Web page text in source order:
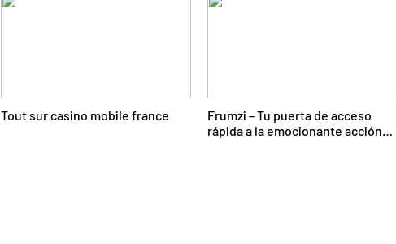
Tout sur casino mobile france
Frumzi – Tu puerta de acceso
rápida a la emocionante acción